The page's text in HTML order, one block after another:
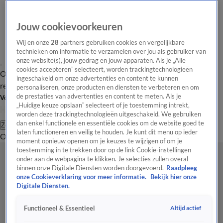
Overzicht Laatste nieuws Regionieuws Het beste van Hart
Tip de
redactie
Volg Hart van Nederland
Zoeken
OverzichtRegioUitzendingenWeerTip de redactiePanelVideo's
Jouw cookievoorkeuren
Wij en onze28 partners gebruiken cookies en vergelijkbare
technieken om informatie te verzamelen over jou als gebruiker van
onze website(s), jouw gedrag en jouw apparaten. Als je „Alle
cookies accepteren” selecteert, worden trackingtechnologieën
ingeschakeld om onze advertenties en content te kunnen
personaliseren, onze producten en diensten te verbeteren en om
de prestaties van advertenties en content te meten. Als je
„Huidige keuze opslaan” selecteert of je toestemming intrekt,
worden deze trackingtechnologieën uitgeschakeld. We gebruiken
dan enkel functionele en essentiële cookies om de website goed te
laten functioneren en veilig te houden. Je kunt dit menu op ieder
moment opnieuw openen om je keuzes te wijzigen of om je
toestemming in te trekken door op de link Cookie-instellingen
onder aan de webpagina te klikken. Je selecties zullen overal
binnen onze Digitale Diensten worden doorgevoerd. Raadpleeg
onze Cookieverklaring voor meer informatie.
Bekijk hier onze
Digitale Diensten.
Functioneel & Essentieel Altijd actief